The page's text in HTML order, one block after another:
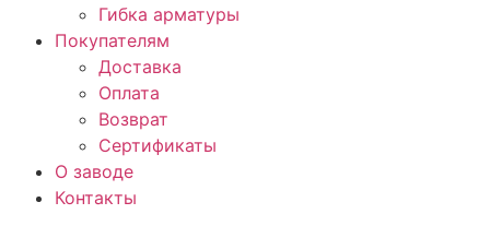
Гибка арматуры
Покупателям
Доставка
Оплата
Возврат
Сертификаты
О заводе
Контакты